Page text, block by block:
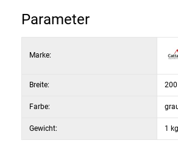
Parameter
Marke:
Breite:
Farbe:
Gewicht: 1 kg